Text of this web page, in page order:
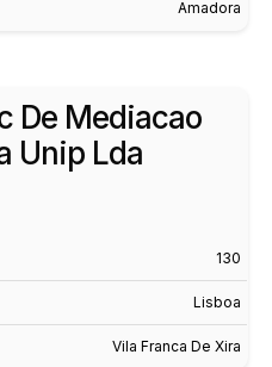
Amadora
De Mediacao
Unip Lda
130
Lisboa
Vila Franca De Xira